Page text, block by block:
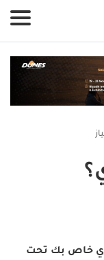
خاص بك تحت
ملفات تعريف الارتباط